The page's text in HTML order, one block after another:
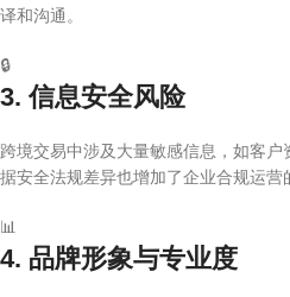
译和沟通。
🔒
3. 信息安全风险
跨境交易中涉及大量敏感信息，如客
据安全法规差异也增加了企业合规运营
📊
4. 品牌形象与专业度